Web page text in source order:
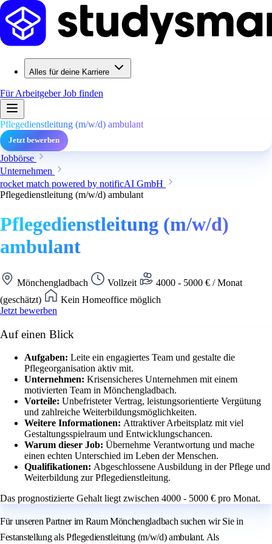
Alles für deine Karriere
Für ArbeitgeberJob finden
Pflegedienstleitung (m/w/d) ambulant
Jetzt bewerben
Jobbörse
Unternehmen
rocket match powered by notificAI GmbH
Pflegedienstleitung (m/w/d) ambulant
Pflegedienstleitung (m/w/d)
ambulant
Mönchengladbach Vollzeit
4000 - 5000 € / Monat
(geschätzt)
Kein Homeoffice möglich
Jetzt bewerben
Auf einen Blick
Aufgaben: Leite ein engagiertes Team und gestalte die
Pflegeorganisation aktiv mit.
Unternehmen: Krisensicheres Unternehmen mit einem
motivierten Team in Mönchengladbach.
Vorteile: Unbefristeter Vertrag, leistungsorientierte Vergütung
und zahlreiche Weiterbildungsmöglichkeiten.
Weitere Informationen: Attraktiver Arbeitsplatz mit viel
Gestaltungsspielraum und Entwicklungschancen.
Warum dieser Job: Übernehme Verantwortung und mache
einen echten Unterschied im Leben der Menschen.
Qualifikationen: Abgeschlossene Ausbildung in der Pflege und
Weiterbildung zur Pflegedienstleitung.
Das prognostizierte Gehalt liegt zwischen 4000 - 5000 € pro Monat.
Für unseren Partner im Raum Mönchengladbach suchen wir Sie in
Festanstellung als Pflegedienstleitung (m/w/d) ambulant. Als